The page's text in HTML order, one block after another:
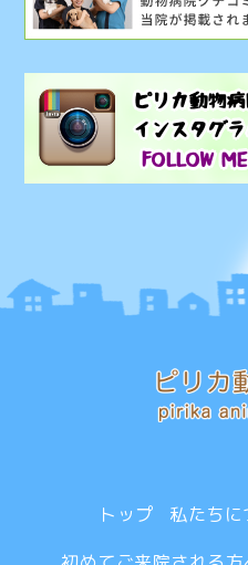
トップ 私たちに